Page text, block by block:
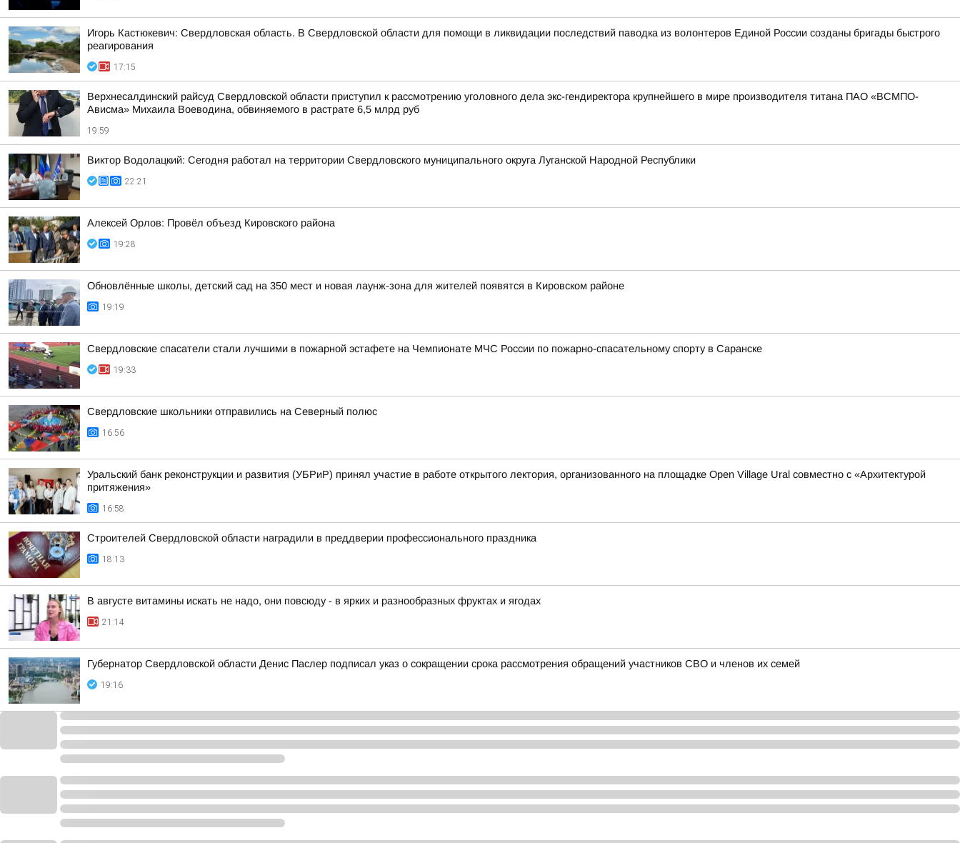
Игорь Кастюкевич: Свердловская область. В Свердловской области для помощи в ликвидации последствий паводка из волонтеров Единой России созданы бригады быстрого
реагирования
17:15
Верхнесалдинский райсуд Свердловской области приступил к рассмотрению уголовного дела экс-гендиректора крупнейшего в мире производителя титана ПАО «ВСМПО-
Ависма» Михаила Воеводина, обвиняемого в растрате 6,5 млрд руб
19:59
Виктор Водолацкий: Сегодня работал на территории Свердловского муниципального округа Луганской Народной Республики
22:21
Алексей Орлов: Провёл объезд Кировского района
19:28
Обновлённые школы, детский сад на 350 мест и новая лаунж-зона для жителей появятся в Кировском районе
19:19
Свердловские спасатели стали лучшими в пожарной эстафете на Чемпионате МЧС России по пожарно-спасательному спорту в Саранске
19:33
Свердловские школьники отправились на Северный полюс
16:56
Уральский банк реконструкции и развития (УБРиР) принял участие в работе открытого лектория, организованного на площадке Open Village Ural совместно с «Архитектурой
притяжения»
16:58
Строителей Свердловской области наградили в преддверии профессионального праздника
18:13
В августе витамины искать не надо, они повсюду - в ярких и разнообразных фруктах и ягодах
21:14
Губернатор Свердловской области Денис Паслер подписал указ о сокращении срока рассмотрения обращений участников СВО и членов их семей
19:16